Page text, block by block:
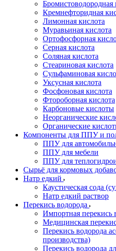
Бромистоводородная
Кремнефторидная
Лимонная кислота
Муравьиная кислота
Ортофосфорная
Серная кислота
Соляная кислота
Стеариновая кислота
Сульфаминовая
Уксусная кислота
Фосфоновая кислота
Фтороборная кислота
Карбоновые кислоты
Неорганические
Органические
Компоненты для ППУ и
ППУ для
ППУ для мебели
ППУ для
Сырьё для кормовых
Натр едкий
Каустическая сода
Натр едкий раствор
Перекись водорода
Импортная перекись
Медицинская
Перекись водорода
производства)
Перекись водорода